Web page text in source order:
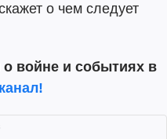
о чем следует
о войне и событиях в